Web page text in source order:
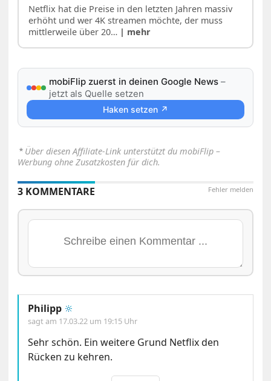
Netflix hat die Preise in den letzten Jahren massiv
erhöht und wer 4K streamen möchte, der muss
mittlerweile über 20… | mehr
mobiFlip zuerst in deinen Google News –
jetzt als Quelle setzen
Haken setzen ↗
⋆ Über diesen Affiliate-Link unterstützt du mobiFlip –
Werbung ohne Zusatzkosten für dich.
Fehler melden
3 KOMMENTARE
Philipp 🔆
sagt am 17.03.22 um 19:15 Uhr
Sehr schön. Ein weitere Grund Netflix den
Rücken zu kehren.